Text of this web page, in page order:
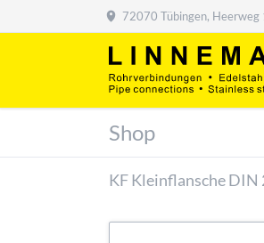
72070 Tübingen,
Shop
KF Kleinflansche DIN